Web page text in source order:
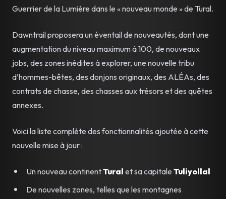
Guerrier de la Lumière dans le « nouveau monde » de Tural.
Dawntrail proposera un éventail de nouveautés, dont une
augmentation du niveau maximum à 100, de nouveaux
jobs, des zones inédites à explorer, une nouvelle tribu
d’hommes-bêtes, des donjons originaux, des ALÉAs, des
contrats de chasse, des chasses aux trésors et des quêtes
annexes.
Voici la liste complète des fonctionnalités ajoutée à cette
nouvelle mise à jour :
Un nouveau continentTural et sa capitale Tuliyollal
De nouvelles zones, telles que les montagnes